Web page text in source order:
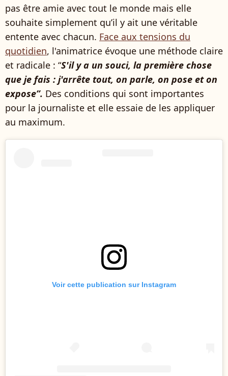
pas être amie avec tout le monde mais elle
souhaite simplement qu’il y ait une véritable
entente avec chacun. Face aux tensions du
quotidien, l'animatrice évoque une méthode claire
et radicale : “S'il y a un souci, la première chose
que je fais : j'arrête tout, on parle, on pose et on
expose”. Des conditions qui sont importantes
pour la journaliste et elle essaie de les appliquer
au maximum.
Voir cette publication sur Instagram